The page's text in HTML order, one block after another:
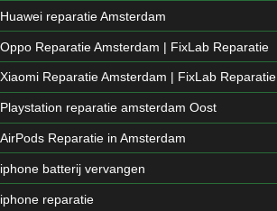
Huawei reparatie Amsterdam
Oppo Reparatie Amsterdam | FixLab Reparatie
Xiaomi Reparatie Amsterdam | FixLab Reparatie
Playstation reparatie amsterdam Oost
AirPods Reparatie in Amsterdam
iphone batterij vervangen
iphone reparatie